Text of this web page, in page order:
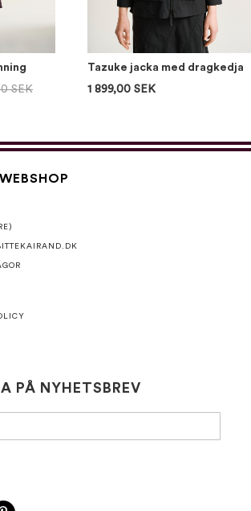
SEK
Tazuke jacka med dragkedja
1 899,00 SEK
PÅ NYHETSBREV